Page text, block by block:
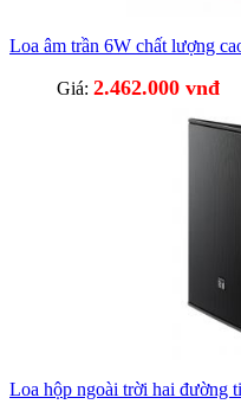
Loa âm trần 6W chất lượng
Giá: 2.462.000 vnđ
Âm thanh vượt trội, phù
Loa hộp ngoài trời hai đường